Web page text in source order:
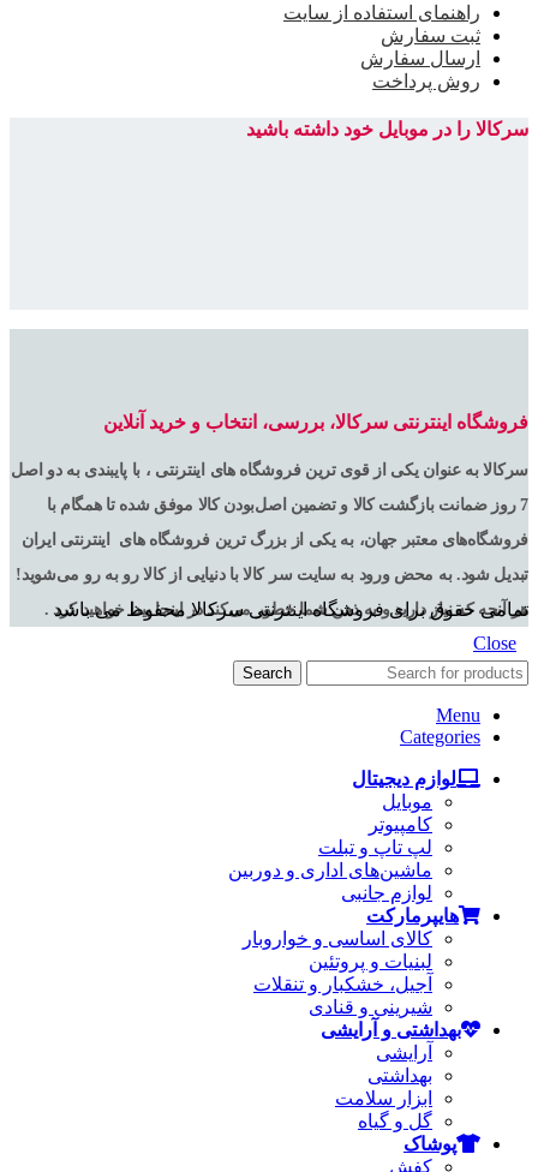
راهنمای استفاده از سایت
ثبت سفارش
ارسال سفارش
روش پرداخت
سرکالا را در موبایل خود داشته باشید
فروشگاه اینترنتی سرکالا، بررسی، انتخاب و خرید آنلاین
سرکالا به عنوان یکی از قوی ترین فروشگاه های اینترنتی ، با پایبندی به دو اصل
7 روز ضمانت بازگشت کالا و تضمین اصل‌بودن کالا موفق شده تا همگام با
فروشگاه‌های معتبر جهان، به یکی از بزرگ ترین فروشگاه های اینترنتی ایران
تبدیل شود. به محض ورود به سایت سر کالا با دنیایی از کالا رو به رو می‌شوید!
هر آنچه که نیاز دارید و به ذهن شما خطور می‌کند در اینجا پیدا خواهید کرد .
تمامی حقوق برای فروشگاه اینترنتی سرکالا محفوظ می باشد
Close
Search
Menu
Categories
لوازم دیجیتال
موبایل
کامپیوتر
لپ تاپ و تبلت
ماشین‌های اداری و دوربین
لوازم جانبی
هایپرمارکت
کالای اساسی و خواروبار
لبنیات و پروتئین
آجیل، خشکبار و تنقلات
شیرینی و قنادی
بهداشتی و آرایشی
آرایشی
بهداشتی
ابزار سلامت
گل و گیاه
پوشاک
کفش